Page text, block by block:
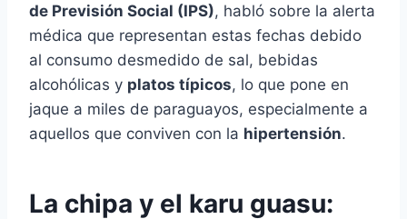
de Previsión Social (IPS), habló sobre la alerta
médica que representan estas fechas debido
al consumo desmedido de sal, bebidas
alcohólicas y platos típicos, lo que pone en
jaque a miles de paraguayos, especialmente a
aquellos que conviven con la hipertensión.
La chipa y el karu guasu: